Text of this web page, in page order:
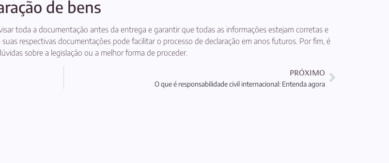
de bens
toda a documentação antes da entrega e garantir que todas as informações estejam corretas e
respectivas documentações pode facilitar o processo de declaração em anos futuros. Por fim, é
sobre a legislação ou a melhor forma de proceder.
PRÓXIMO
O que é responsabilidade civil internacional: Entenda agora